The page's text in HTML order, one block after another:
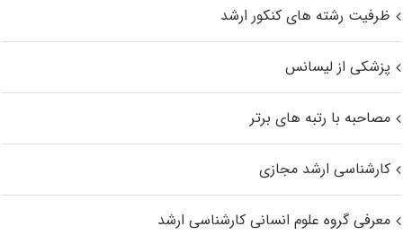
ظرفیت رشته های کنکور ارشد
پزشکی از لیسانس
مصاحبه با رتبه های برتر
کارشناسی ارشد مجازی
معرفی گروه علوم انسانی کارشناسی ارشد